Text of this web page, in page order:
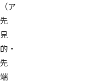
（ア
先
見
的・
先
端